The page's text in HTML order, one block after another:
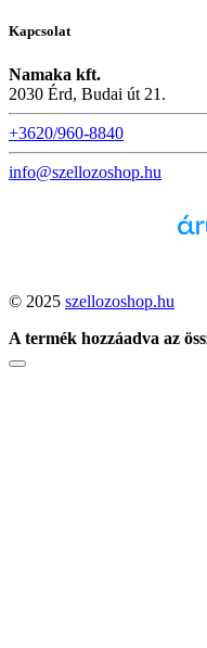
Kapcsolat
Namaka kft.
2030 Érd, Budai út 21.
+3620/960-8840
info@szellozoshop.hu
© 2025 szellozoshop.hu
A termék hozzáadva az